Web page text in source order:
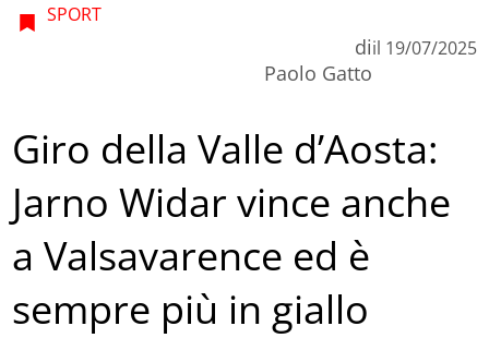
SPORT
di
Paolo Gatto
il 19/07/2025
Giro della Valle d’Aosta:
Jarno Widar vince anche
a Valsavarence ed è
sempre più in giallo